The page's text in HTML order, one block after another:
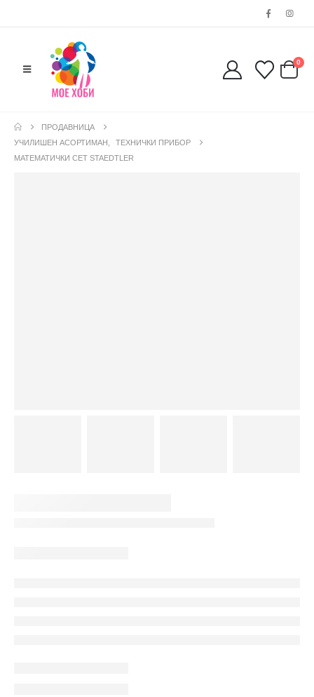
0
ПРОДАВНИЦА
УЧИЛИШЕН АСОРТИМАН
ТЕХНИЧКИ ПРИБОР
МАТЕМАТИЧКИ СЕТ STAEDTLER